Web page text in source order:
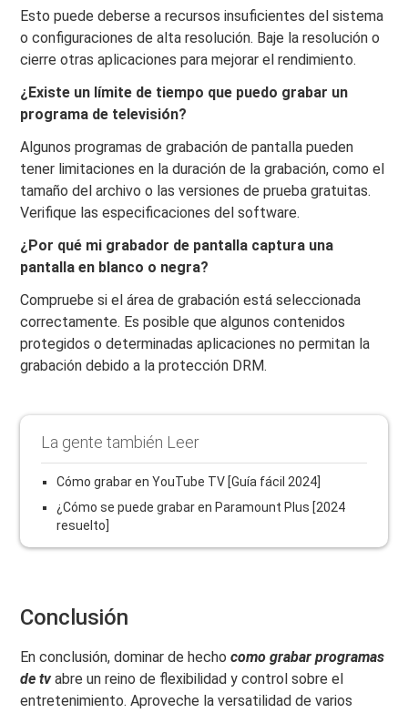
Esto puede deberse a recursos insuficientes del sistema
o configuraciones de alta resolución. Baje la resolución o
cierre otras aplicaciones para mejorar el rendimiento.
¿Existe un límite de tiempo que puedo grabar un
programa de televisión?
Algunos programas de grabación de pantalla pueden
tener limitaciones en la duración de la grabación, como el
tamaño del archivo o las versiones de prueba gratuitas.
Verifique las especificaciones del software.
¿Por qué mi grabador de pantalla captura una
pantalla en blanco o negra?
Compruebe si el área de grabación está seleccionada
correctamente. Es posible que algunos contenidos
protegidos o determinadas aplicaciones no permitan la
grabación debido a la protección DRM.
La gente también Leer
Cómo grabar en YouTube TV [Guía fácil 2024]
¿Cómo se puede grabar en Paramount Plus [2024
resuelto]
Conclusión
En conclusión, dominar de hechocomo grabar programas
de tvabre un reino de flexibilidad y control sobre el
entretenimiento. Aproveche la versatilidad de varios